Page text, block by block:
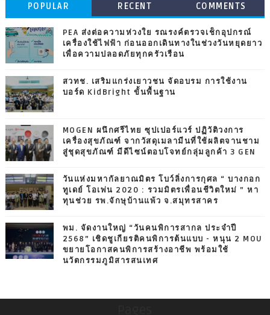
POPULAR RECENT COMMENTS
PEA ส่งต่อความห่วงใย รณรงค์ตรวจเช็กอุปกรณ์
เครื่องใช้ไฟฟ้า ก่อนออกเดินทางในช่วงวันหยุดยาว
เพื่อความปลอดภัยทุกครัวเรือน
สวทช. เสริมแกร่งเยาวชน จัดอบรม การใช้งาน
บอร์ด KidBright ขั้นพื้นฐาน
MOGEN ผนึกศรีไทย ซุปเปอร์แวร์ ปฏิวัติวงการ
เครื่องสุขภัณฑ์ จากวัสดุเมลามีนที่ใช้ผลิตจานชาม
สู่ชุดสุขภัณฑ์ มีดีไซน์ตอบโจทย์กลุ่มลูกค้า 3 GEN
วันแห่งมหากัลยาณมิตร โบว์ลิ่งการกุศล “ บางกอก
ทูเดย์ โอเพ่น 2020 : รวมมิตรเพื่อนชีวิตใหม่ ” หา
ทุนช่วย รพ.จักษุบ้านแพ้ว จ.สมุทรสาคร
พม. จัดงานใหญ่ “วันคนพิการสากล ประจำปี
2568” เชิดชูเกียรติคนพิการต้นแบบ - หนุน 2 MOU
ขยายโอกาสคนพิการสร้างอาชีพ พร้อมใช้
นวัตกรรมภูมิสารสนเทศ